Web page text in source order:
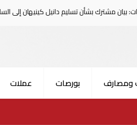
تسليم دانيل كينيهان إلى السلطات الإيرلندية
ومصارف بورصات عملات